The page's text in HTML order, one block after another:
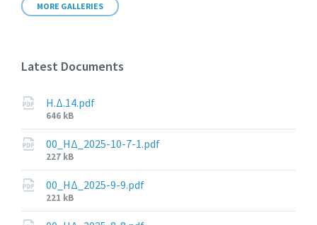
MORE GALLERIES
Latest Documents
Η.Δ.14.pdf
File
size:
646 kB
00_ΗΔ_2025-10-7-1.pdf
File
size:
227 kB
00_ΗΔ_2025-9-9.pdf
File
size:
221 kB